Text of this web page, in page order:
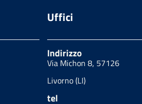
Uffici
Indirizzo
Via Michon 8, 57126
Livorno (LI)
tel